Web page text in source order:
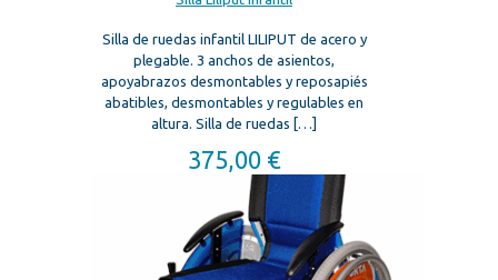
Silla de ruedas infantil LILIPUT de acero y
plegable. 3 anchos de asientos,
apoyabrazos desmontables y reposapiés
abatibles, desmontables y regulables en
altura. Silla de ruedas […]
375,00 €